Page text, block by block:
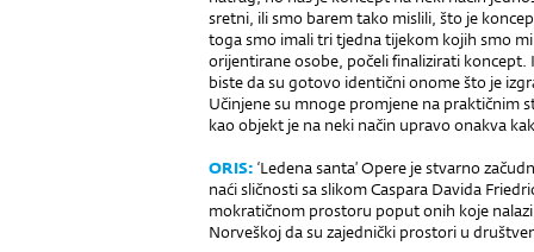
sretni, ili smo barem tako mislili, što je
toga smo imali tri tjedna tijekom kojih smo
orijentirane osobe, počeli finalizirati koncept.
biste da su gotovo identični onome što je
Učinjene su mnoge promjene na praktičnim
kao objekt je na neki način upravo onakva
ORIS: ‘Ledena santa’ Opere je stvarno
naći sličnosti sa slikom Caspara Davida
mok­ratičnom prostoru poput onih koje
Norveškoj da su zajednički prostori u